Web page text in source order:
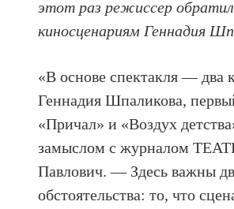
этот раз режиссер
киносценариям Геннадия
«В основе спектакля — два
Геннадия Шпаликова,
«Причал» и «Воздух
замыслом с журналом
Павлович. — Здесь важны
обстоятельства: то, что